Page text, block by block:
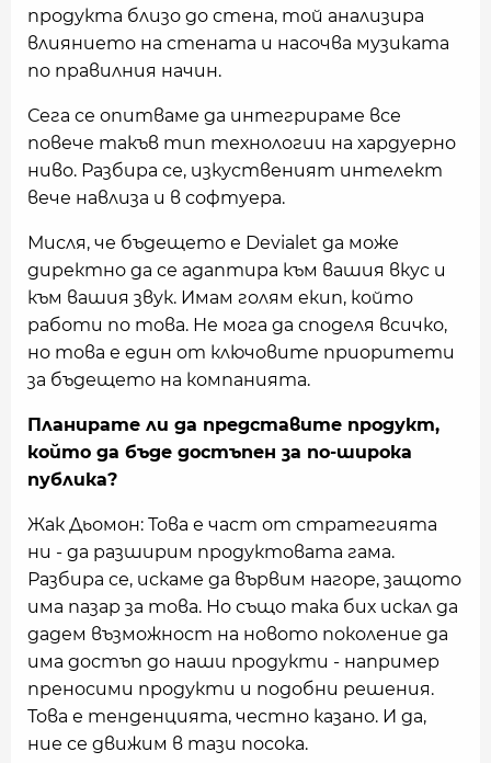
продукта близо до стена, той анализира
влиянието на стената и насочва музиката
по правилния начин.
Сега се опитваме да интегрираме все
повече такъв тип технологии на хардуерно
ниво. Разбира се, изкуственият интелект
вече навлиза и в софтуера.
Мисля, че бъдещето е Devialet да може
директно да се адаптира към вашия вкус и
към вашия звук. Имам голям екип, който
работи по това. Не мога да споделя всичко,
но това е един от ключовите приоритети
за бъдещето на компанията.
Планирате ли да представите продукт,
който да бъде достъпен за по-широка
публика?
Жак Дьомон: Това е част от стратегията
ни - да разширим продуктовата гама.
Разбира се, искаме да вървим нагоре, защото
има пазар за това. Но също така бих искал да
дадем възможност на новото поколение да
има достъп до наши продукти - например
преносими продукти и подобни решения.
Това е тенденцията, честно казано. И да,
ние се движим в тази посока.